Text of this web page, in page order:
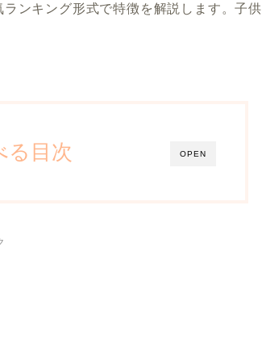
ンキング形式で特徴を解説します。子供
OPEN
る目次